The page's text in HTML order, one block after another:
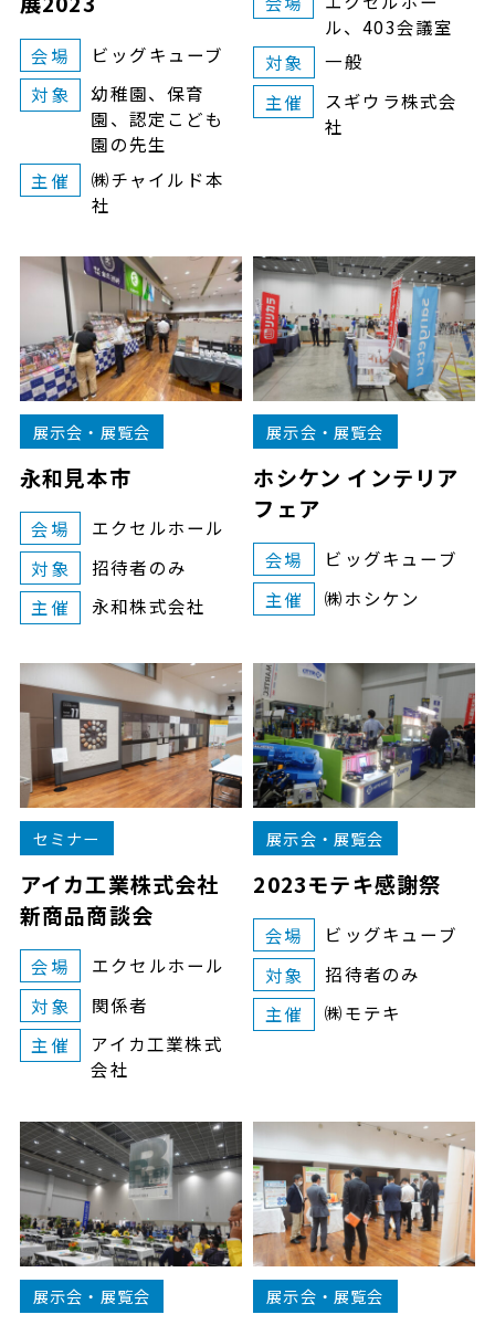
会場
ビッグキューブ
対象
幼稚園、保育
園、認定こども
園の先生
主催
㈱チャイルド本
社
ル、403会議室
対象
一般
主催
スギウラ株式会
社
展示会・展覧会
永和見本市
会場
エクセルホール
対象
招待者のみ
主催
永和株式会社
展示会・展覧会
ホシケン インテリア
フェア
会場
ビッグキューブ
主催
㈱ホシケン
セミナー
アイカ工業株式会社
新商品商談会
会場
エクセルホール
対象
関係者
主催
アイカ工業株式
会社
展示会・展覧会
2023モテキ感謝祭
会場
ビッグキューブ
対象
招待者のみ
主催
㈱モテキ
展示会・展覧会 展示会・展覧会